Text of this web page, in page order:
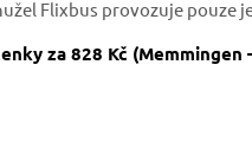
Flixbus provozuje pouze
za 828 Kč (Memmingen